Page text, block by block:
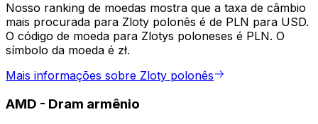
Nosso ranking de moedas mostra que a taxa de câmbio
mais procurada para Zloty polonês é de PLN para USD.
O código de moeda para Zlotys poloneses é PLN. O
símbolo da moeda é zł.
Mais informações sobre Zloty polonês
AMD - Dram armênio